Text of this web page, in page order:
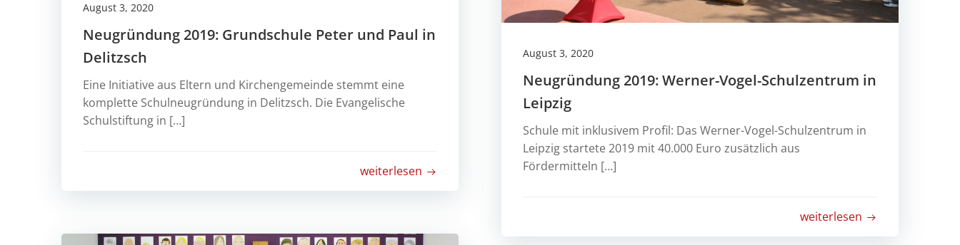
August 3, 2020
Neugründung 2019: Grundschule Peter und Paul in
Delitzsch
Eine Initiative aus Eltern und Kirchengemeinde stemmt eine
komplette Schulneugründung in Delitzsch. Die Evangelische
Schulstiftung in […]
weiterlesen
August 3, 2020
Neugründung 2019: Werner-Vogel-Schulzentrum in
Leipzig
Schule mit inklusivem Profil: Das Werner-Vogel-Schulzentrum in
Leipzig startete 2019 mit 40.000 Euro zusätzlich aus
Fördermitteln […]
weiterlesen